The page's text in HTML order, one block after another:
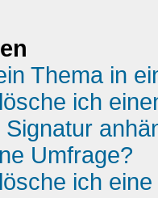
Thema in
ich
Umfrage?
ich